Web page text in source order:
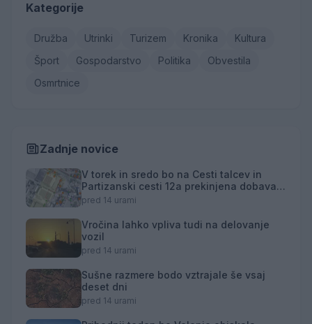
Kategorije
Družba Utrinki Turizem Kronika
Kultura
Šport
Gospodarstvo Politika
Obvestila
Osmrtnice
Zadnje novice
V torek in sredo bo na Cesti talcev in
Partizanski cesti 12a prekinjena dobava
toplotne energije
pred 14 urami
Vročina lahko vpliva tudi na delovanje
vozil
pred 14 urami
Sušne razmere bodo vztrajale še vsaj
deset dni
pred 14 urami